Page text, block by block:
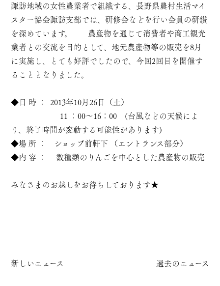
諏訪地域の女性農業者で組織する、長野県農村生活マイ
スター協会諏訪支部では、研修会などを行い会員の研鑚
を深めています。 農産物を通じて消費者や商工観光
業者との交流を目的として、地元農産物等の販売を8月
に実施し、とても好評でしたので、今回2回目を開催す
ることとなりました。
◆日 時 ： 2013年10月26日（土）
11 ：00～16：00 (台風などの天候によ
り、終了時間が変動する可能性があります)
◆場 所 ： ショップ前軒下 （エントランス部分）
◆内 容 ： 数種類のりんごを中心とした農産物の販売
みなさまのお越しをお待ちしております★
新しいニュース 過去のニュース